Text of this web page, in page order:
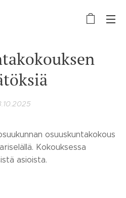
osuuskuntakokous
Kokouksessa
asioista.